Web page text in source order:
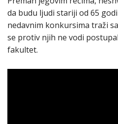
da budu ljudi stariji od 65
nedavnim konkursima traži
se protiv njih ne vodi
fakultet.